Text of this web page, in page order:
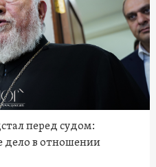
перед судом:
дело в отношении